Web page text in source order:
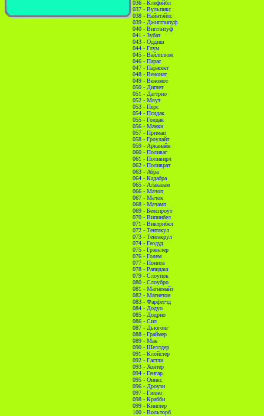
036 - Клефэйбл
037 - Вульпикс
038 - Найнтэйлс
039 - Джигглипуф
040 - Вигглитуф
041 - Зубат
043 - Оддиш
044 - Глум
045 - Вайлплюм
046 - Парас
047 - Парасект
048 - Венонат
049 - Веномот
050 - Диглет
051 - Дагтрио
052 - Мяут
053 - Перс
054 - Псидак
055 - Голдак
056 - Манки
057 - Примап
058 - Гроулайт
059 - Арканайн
060 - Поливаг
061 - Поливирл
062 - Поливрат
063 - Абра
064 - Кадабра
065 - Алаказам
066 - Мачоп
067 - Мачок
068 - Мачамп
069 - Белспроут
070 - Випинбел
071 - Виктрибел
072 - Тентакул
073 - Тентакрул
074 - Геодуд
075 - Грэвелер
076 - Голем
077 - Понита
078 - Рапидаш
079 - Слоупок
080 - Слоубро
081 - Магнемайт
082 - Магнетон
083 - Фарфетчд
084 - Додуо
085 - Додрио
086 - Сил
087 - Дьюгонг
088 - Граймер
089 - Мак
090 - Шеллдер
091 - Клойстер
092 - Гастли
093 - Хонтер
094 - Генгар
095 - Оникс
096 - Дроузи
097 - Гипно
098 - Крабби
099 - Кинглер
100 - Вольторб